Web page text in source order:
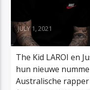
JULY 1, 2021
The Kid LAROI en
hun nieuwe
Australische